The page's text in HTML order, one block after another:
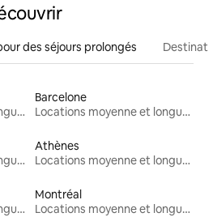
des séjours prolongés
Locations moyenne et longue durée
Barcelone
Locations moyenne et longue durée
Locations moyenne et longue durée
Athènes
Locations moyenne et longue durée
Locations moyenne et longue durée
Montréal
Locations moyenne et longue durée